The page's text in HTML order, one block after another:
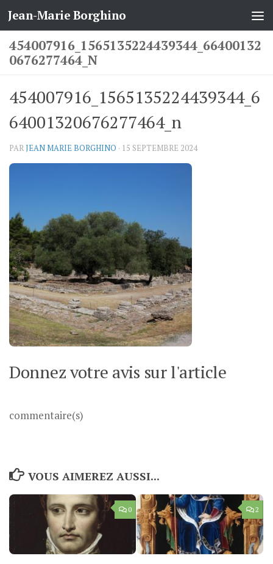
Skip to content
Jean-Marie Borghino
454007916_1565135224439344_66400132
0676277464_N
454007916_1565135224439344_6
64001320676277464_n
PARJEAN MARIE BORGHINO · 15 SEPTEMBRE 2024
Donnez votre avis sur l'article
commentaire(s)
VOUS AIMEREZ AUSSI...
0 2